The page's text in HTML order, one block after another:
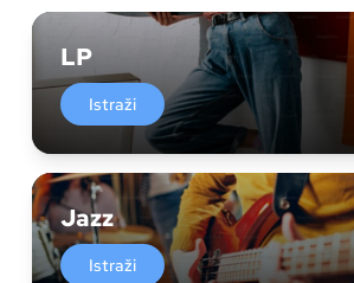
LP
Istraži
Jazz
Istraži